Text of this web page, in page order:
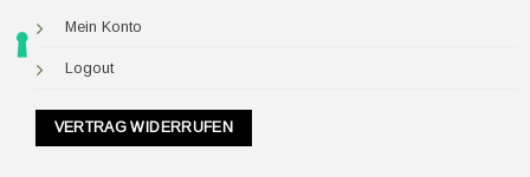
Mein Konto
Logout
VERTRAG WIDERRUFEN